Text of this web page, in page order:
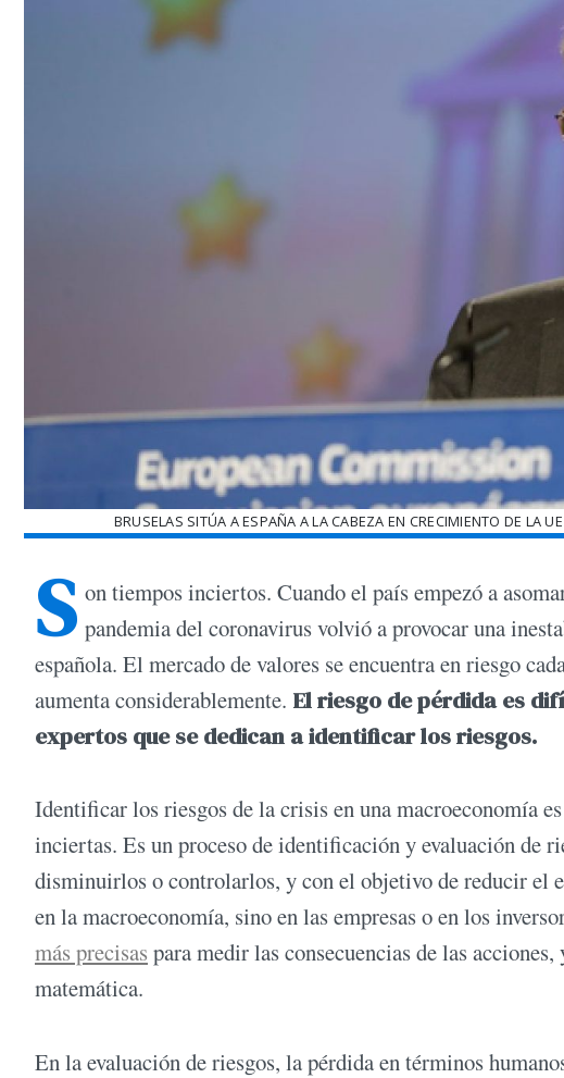
BRUSELAS SITÚA A ESPAÑA A LA CABEZA EN CRECIMIENTO DE LA
S on tiempos inciertos. Cuando el país empezó a
pandemia del coronavirus volvió a provocar una
española. El mercado de valores se encuentra en riesgo
aumenta considerablemente. El riesgo de pérdida es
expertos que se dedican a identificar los riesgos.
Identificar los riesgos de la crisis en una macroeconomía
inciertas. Es un proceso de identificación y evaluación de
disminuirlos o controlarlos, y con el objetivo de reducir el
en la macroeconomía, sino en las empresas o en los
más precisas para medir las consecuencias de las
matemática.
En la evaluación de riesgos, la pérdida en términos